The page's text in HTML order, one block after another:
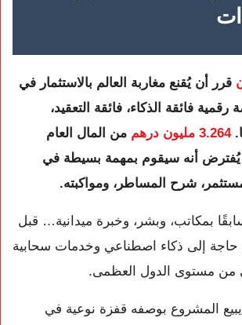
قرر أن يُقنع مغاربة العالم بالاستثمار في
فائقة الذكاء، فائقة التعقيد،
3.264 مليون درهم
من المال العام
أنه سيقوم بمهمة بسيطة في
شرح المساطر، ومواكبته.
بمكاتب، وبشر، وخبرة ميدانية… قبل
إلى ذكاء اصطناعي وخدمات سحابية
من مستوى الدول العظمى.
المشروع بوصفه قفزة نوعية في